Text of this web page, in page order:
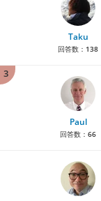
Taku
回答数： 138
3
Paul
回答数： 66